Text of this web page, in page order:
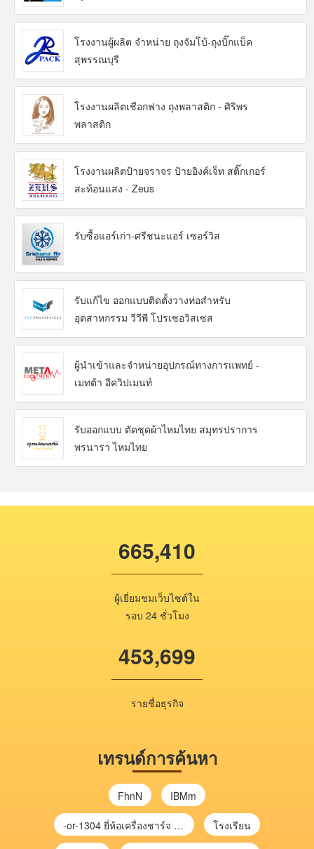
โรงงานผู้ผลิต จำหน่าย ถุงจัมโบ้-ถุงบิ๊กแบ็ค
สุพรรณบุรี
โรงงานผลิตเชือกฟาง ถุงพลาสติก - ศิริพร
พลาสติก
โรงงานผลิตป้ายจราจร ป้ายอิงค์เจ็ท สติ๊กเกอร์
สะท้อนแสง - Zeus
รับซื้อแอร์เก่า-ศรีชนะแอร์ เซอร์วิส
รับแก้ไข ออกแบบติดตั้งวางท่อสำหรับ
อุตสาหกรรม วีวีพี โปรเซอวิสเซส
ผู้นำเข้าและจำหน่ายอุปกรณ์ทางการแพทย์ -
เมทต้า อีควิปเมนท์
รับออกแบบ ตัดชุดผ้าไหมไทย สมุทรปราการ
พรนารา ไหมไทย
665,410
ผู้เยี่ยมชมเว็บไซต์ใน
รอบ 24 ชั่วโมง
453,699
รายชื่อธุรกิจ
เทรนด์การค้นหา
FhnN IBMm
-or-1304 ยี่ห้อเครื่องชาร์จ chargecore โรงเรียน